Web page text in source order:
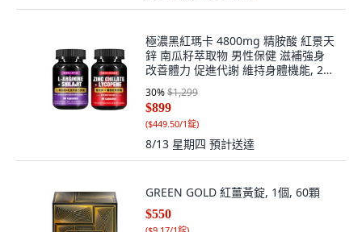
極濃黑紅瑪卡 4800mg 精胺酸 紅景天
鋅 南瓜籽萃取物 男性保健 滋補強身
改善體力 促進代謝 維持身體機能, 2個,
30%$1,299
$899
($449.50/1錠)
8/13 星期四 預計送達
GREEN GOLD 紅薑黃錠, 1個, 60顆
$550
($9.17/1錠)